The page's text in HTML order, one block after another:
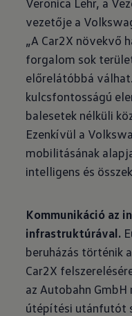
vezetője a
„A Car2X növekvő
forgalom sok
előrelátóbbá
kulcsfontosságú
balesetek nélküli
Ezenkívül a
mobilitásának
intelligens és
Kommunikáció az
infrastruktúrával.
beruházás történik
Car2X
az Autobahn
útépítési utánfutót